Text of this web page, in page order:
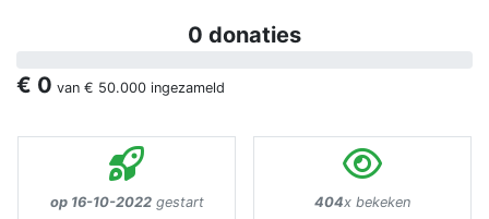
0 donaties
€ 0 van € 50.000 ingezameld
op 16-10-2022gestart 404x bekeken